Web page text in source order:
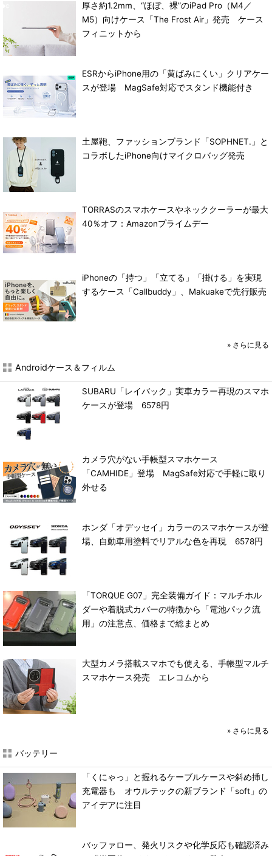
厚さ約1.2mm、“ほぼ、裸”のiPad Pro（M4／
M5）向けケース「The Frost Air」発売 ケース
フィニットから
ESRからiPhone用の「黄ばみにくい」クリアケー
スが登場 MagSafe対応でスタンド機能付き
土屋鞄、ファッションブランド「SOPHNET.」と
コラボしたiPhone向けマイクロバッグ発売
TORRASのスマホケースやネッククーラーが最大
40％オフ：Amazonプライムデー
iPhoneの「持つ」「立てる」「掛ける」を実現
するケース「Callbuddy」、Makuakeで先行販売
» さらに見る
Androidケース＆フィルム
SUBARU「レイバック」実車カラー再現のスマホ
ケースが登場 6578円
カメラ穴がない手帳型スマホケース
「CAMHIDE」登場 MagSafe対応で手軽に取り
外せる
ホンダ「オデッセイ」カラーのスマホケースが登
場、自動車用塗料でリアルな色を再現 6578円
「TORQUE G07」完全装備ガイド：マルチホル
ダーや着脱式カバーの特徴から「電池パック流
用」の注意点、価格まで総まとめ
大型カメラ搭載スマホでも使える、手帳型マルチ
スマホケース発売 エレコムから
» さらに見る
バッテリー
「くにゃっ」と握れるケーブルケースや斜め挿し
充電器も オウルテックの新ブランド「soft」の
アイデアに注目
バッファロー、発火リスクや化学反応も確認済み